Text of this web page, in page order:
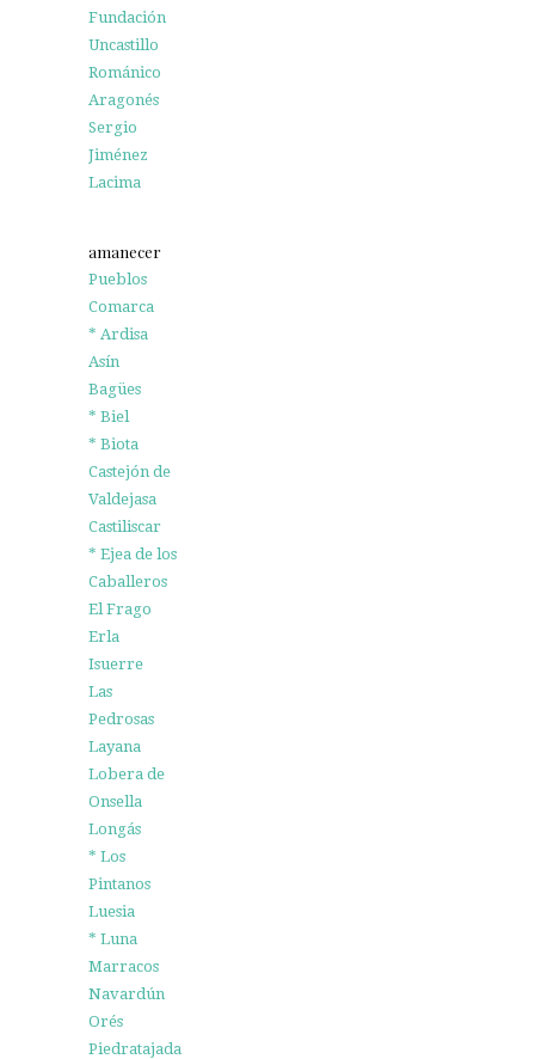
Fundación
Uncastillo
Románico
Aragonés
Sergio
Jiménez
Lacima
amanecer
Pueblos
Comarca
* Ardisa
Asín
Bagües
* Biel
* Biota
Castejón de
Valdejasa
Castiliscar
* Ejea de los
Caballeros
El Frago
Erla
Isuerre
Las
Pedrosas
Layana
Lobera de
Onsella
Longás
* Los
Pintanos
Luesia
* Luna
Marracos
Navardún
Orés
Piedratajada